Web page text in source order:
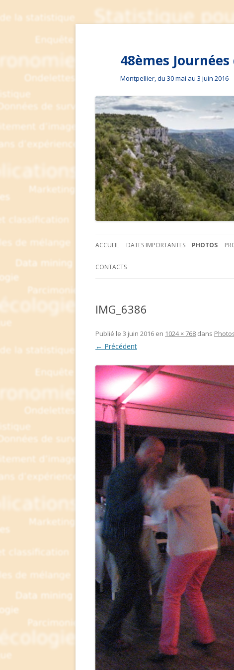
48èmes
Montpellier, du 30 mai au 3 juin 2016
ACCUEIL DATES IMPORTANTES PHOTOS
CONTACTS
IMG_6386
Publié le 3 juin 2016 en 1024 × 768 dans
← Précédent